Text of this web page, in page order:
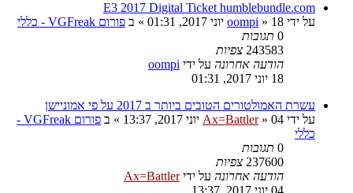
E3 2017 Digital Ticket humblebundle.com
על ידי
oompi » 18 יוני 2017, 01:31 » ב פורום VGFreak - כללי
0 תגובות
243583 צפיות
הודעה אחרונה על ידי oompi
18 יוני 2017, 01:31
עשרת האמולטורים הטובים ביותר ב 2017 על פי אמוניישן
על ידי
Ax=Battler» 04 יוני 2017, 13:37 » ב
פורום VGFreak -
כללי
0 תגובות
237600 צפיות
הודעה אחרונה על ידיAx=Battler